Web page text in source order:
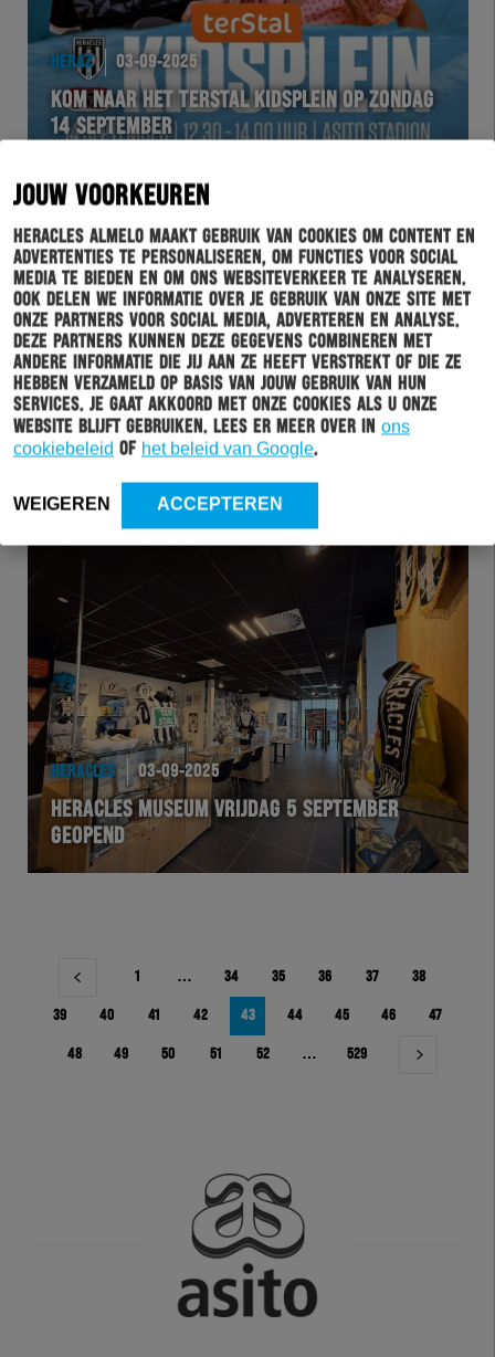
JOUW VOORKEUREN
Heracles Almelo maakt gebruik van cookies om content en
advertenties te personaliseren, om functies voor social
media te bieden en om ons websiteverkeer te analyseren.
Ook delen we informatie over je gebruik van onze site met
onze partners voor social media, adverteren en analyse.
Deze partners kunnen deze gegevens combineren met
andere informatie die jij aan ze heeft verstrekt of die ze
hebben verzameld op basis van jouw gebruik van hun
services. Je gaat akkoord met onze cookies als u onze
website blijft gebruiken. Lees er meer over in ons
cookiebeleid of het beleid van Google.
WEIGEREN ACCEPTEREN
HERAZ 03-09-2025
KOM NAAR HET TERSTAL KIDSPLEIN OP ZONDAG
14 SEPTEMBER
HERACLES 03-09-2025
HERACLES ALMELO X PLUS BRUGHUIS
HERACLES 03-09-2025
HERACLES MUSEUM VRIJDAG 5 SEPTEMBER
GEOPEND
Berichtnavigatie
1 … 34 35 36 37 38
39 40 41 42 43 44 45 46 47
48 49 50 51 52 … 529